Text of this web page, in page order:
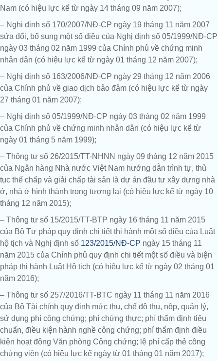
Nam (có hiệu lực kể từ ngày 14 tháng 09 năm 2007);
– Nghị định số 170/2007/NĐ-CP ngày 19 tháng 11 năm 2007
sửa đổi, bổ sung một số điều của Nghị định số 05/1999/NĐ-CP
ngày 03 tháng 02 năm 1999 của Chính phủ về chứng minh
nhân dân (có hiệu lực kể từ ngày 01 tháng 12 năm 2007);
– Nghị định số 163/2006/NĐ-CP ngày 29 tháng 12 năm 2006
của Chính phủ về giao dịch bảo đảm (có hiệu lực kể từ ngày
27 tháng 01 năm 2007);
– Nghị định số 05/1999/NĐ-CP ngày 03 tháng 02 năm 1999
của Chính phủ về chứng minh nhân dân (có hiệu lực kể từ
ngày 01 tháng 5 năm 1999);
– Thông tư số 26/2015/TT-NHNN ngày 09 tháng 12 năm 2015
của Ngân hàng Nhà nước Việt Nam hướng dẫn trình tự, thủ
tục thế chấp và giải chấp tài sản là dự án đầu tư xây dựng nhà
ở, nhà ở hình thành trong tương lai (có hiệu lực kể từ ngày 10
tháng 12 năm 2015);
– Thông tư số 15/2015/TT-BTP ngày 16 tháng 11 năm 2015
của Bộ Tư pháp quy định chi tiết thi hành một số điều của Luật
hộ tịch và Nghị định số 123/2015/NĐ-CP ngày 15 tháng 11
năm 2015 của Chính phủ quy định chi tiết một số điều và biện
pháp thi hành Luật Hộ tịch (có hiệu lực kể từ ngày 02 tháng 01
năm 2016);
– Thông tư số 257/2016/TT-BTC ngày 11 tháng 11 năm 2016
của Bộ Tài chính quy định mức thu, chế độ thu, nộp, quản lý,
sử dụng phí công chứng; phí chứng thực; phí thẩm định tiêu
chuẩn, điều kiện hành nghề công chứng; phí thẩm định điều
kiện hoạt động Văn phòng Công chứng; lệ phí cấp thẻ công
chứng viên (có hiệu lực kể ngày từ 01 tháng 01 năm 2017);